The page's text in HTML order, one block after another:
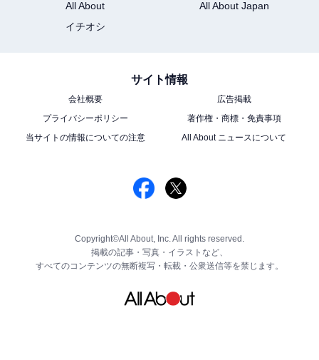
All About
All About Japan
イチオシ
サイト情報
会社概要
広告掲載
プライバシーポリシー
著作権・商標・免責事項
当サイトの情報についての注意
All About ニュースについて
Copyright©All About, Inc. All rights reserved.
掲載の記事・写真・イラストなど、
すべてのコンテンツの無断複写・転載・公衆送信等を禁じます。